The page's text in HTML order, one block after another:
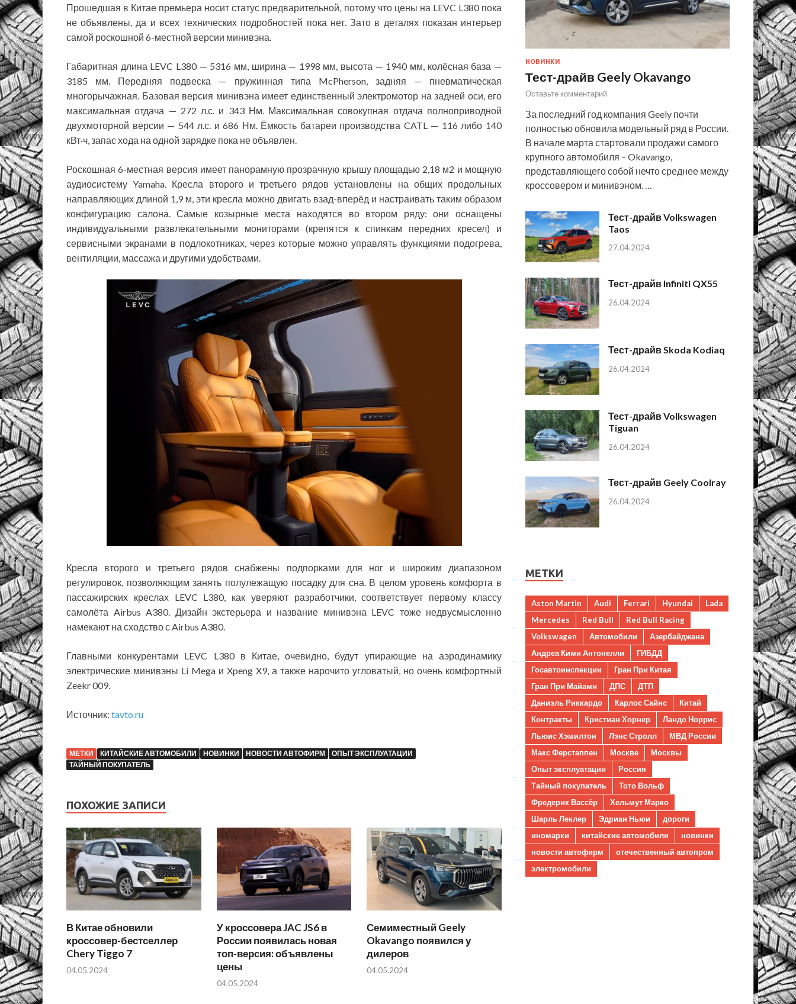
Прошедшая в Китае премьера носит статус предварительной, потому что цены на LEVC L380 пока
не объявлены, да и всех технических подробностей пока нет. Зато в деталях показан интерьер
самой роскошной 6-местной версии минивэна.
Габаритная длина LEVC L380 — 5316 мм, ширина — 1998 мм, высота — 1940 мм, колёсная база —
3185 мм. Передняя подвеска — пружинная типа McPherson, задняя — пневматическая
многорычажная. Базовая версия минивэна имеет единственный электромотор на задней оси, его
максимальная отдача — 272 л.с. и 343 Нм. Максимальная совокупная отдача полноприводной
двухмоторной версии — 544 л.с. и 686 Нм. Ёмкость батареи производства CATL — 116 либо 140
кВт·ч, запас хода на одной зарядке пока не объявлен.
Роскошная 6-местная версия имеет панорамную прозрачную крышу площадью 2,18 м2 и мощную
аудиосистему Yamaha. Кресла второго и третьего рядов установлены на общих продольных
направляющих длиной 1,9 м, эти кресла можно двигать взад-вперёд и настраивать таким образом
конфигурацию салона. Самые козырные места находятся во втором ряду: они оснащены
индивидуальными развлекательными мониторами (крепятся к спинкам передних кресел) и
сервисными экранами в подлокотниках, через которые можно управлять функциями подогрева,
вентиляции, массажа и другими удобствами.
Кресла второго и третьего рядов снабжены подпорками для ног и широким диапазоном
регулировок, позволяющим занять полулежащую посадку для сна. В целом уровень комфорта в
пассажирских креслах LEVC L380, как уверяют разработчики, соответствует первому классу
самолёта Airbus A380. Дизайн экстерьера и название минивэна LEVC тоже недвусмысленно
намекают на сходство с Airbus A380.
Главными конкурентами LEVC L380 в Китае, очевидно, будут упирающие на аэродинамику
электрические минивэны Li Mega и Xpeng X9, а также нарочито угловатый, но очень комфортный
Zeekr 009.
Источник: tavto.ru
МЕТКИ КИТАЙСКИЕ АВТОМОБИЛИ НОВИНКИ НОВОСТИ АВТОФИРМ
ОПЫТ ЭКСПЛУАТАЦИИ
ТАЙНЫЙ ПОКУПАТЕЛЬ
ПОХОЖИЕ ЗАПИСИ
В Китае обновили
кроссовер-бестселлер
Chery Tiggo 7
04.05.2024
У кроссовера JAC JS6 в
России появилась новая
топ-версия: объявлены
цены
04.05.2024
Семиместный Geely
Okavango появился у
дилеров
04.05.2024
НОВИНКИ
Тест-драйв Geely Okavango
Оставьте комментарий
За последний год компания Geely почти
полностью обновила модельный ряд в России.
В начале марта стартовали продажи самого
крупного автомобиля – Okavango,
представляющего собой нечто среднее между
кроссовером и минивэном. …
Тест-драйв Volkswagen
Taos
27.04.2024
Тест-драйв Infiniti QX55
26.04.2024
Тест-драйв Skoda Kodiaq
26.04.2024
Тест-драйв Volkswagen
Tiguan
26.04.2024
Тест-драйв Geely Coolray
26.04.2024
МЕТКИ
Aston Martin Audi Ferrari Hyundai
Lada
Mercedes
Red Bull
Red Bull Racing
Volkswagen
Автомобили
Азербайджана
Андреа Кими Антонелли
ГИБДД
Госавтоинспекции
Гран При Китая
Гран При Майами
ДПС
ДТП
Даниэль Риккардо
Карлос Сайнс
Китай
Контракты
Кристиан Хорнер
Ландо Норрис
Льюис Хэмилтон
Лэнс Стролл
МВД России
Макс Ферстаппен
Москве
Москвы
Опыт эксплуатации
Россия
Тайный покупатель
Тото Вольф
Фредерик Вассёр
Хельмут Марко
Шарль Леклер
Эдриан Ньюи
дороги
иномарки
китайские автомобили
новинки
новости автофирм
отечественный автопром
электромобили